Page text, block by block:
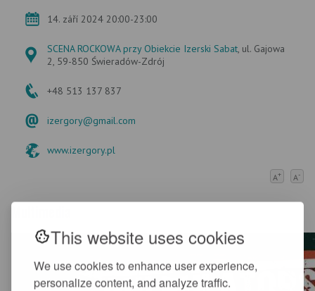
This website uses cookies
We use cookies to enhance user experience,
personalize content, and analyze traffic.
14. září 2024 20:00-23:00
SCENA ROCKOWA przy Obiekcie Izerski Sabat, ul. Gajowa
2, 59-850 Świeradów-Zdrój
+48 513 137 837
izergory@gmail.com
www.izergory.pl
A+ A-
Multimedia